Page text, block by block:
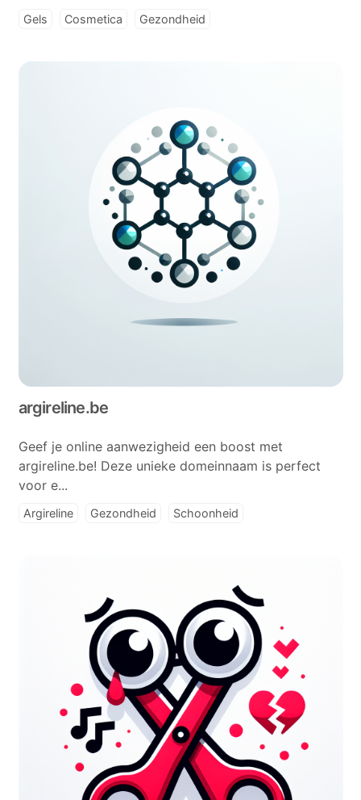
Gels Cosmetica Gezondheid
argireline.be
Geef je online aanwezigheid een boost met
argireline.be! Deze unieke domeinnaam is perfect
voor e...
Argireline Gezondheid Schoonheid